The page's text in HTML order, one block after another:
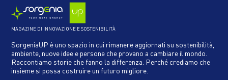
MAGAZINE DI INNOVAZIONE E SOSTENIBILITÀ
SorgeniaUP è uno spazio in cui rimanere aggiornati su sostenibilità,
ambiente, nuove idee e persone che provano a cambiare il mondo.
Raccontiamo storie che fanno la differenza. Perché crediamo che
insieme si possa costruire un futuro migliore.